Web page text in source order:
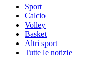
Sport
Calcio
Volley
Basket
Altri sport
Tutte le notizie